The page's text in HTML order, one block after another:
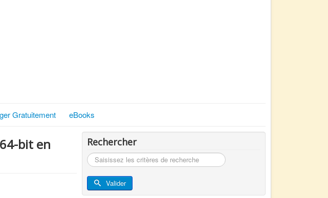
Gratuitement eBooks
bit en Rechercher
Rechercher
Valider